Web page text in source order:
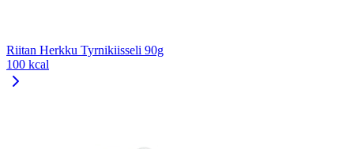
Riitan Herkku Tyrnikiisseli 90g
100 kcal